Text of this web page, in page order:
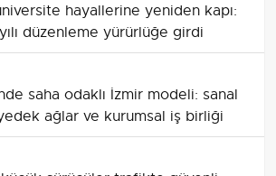
hayallerine yeniden kapı:
düzenleme yürürlüğe girdi
saha odaklı İzmir modeli: sanal
ağlar ve kurumsal iş birliği